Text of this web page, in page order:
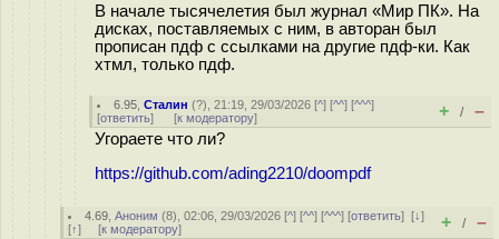
В начале тысячелетия был журнал «Мир ПК». На
дисках, поставляемых с ним, в авторан был
прописан пдф с ссылками на другие пдф-ки. Как
хтмл, только пдф.
6.95 ,Сталин (?), 21:19, 29/03/2026 [^] [^^] [^^^]
[ответить] [к модератору] + / –
Угораете что ли?
https://github.com/ading2210/doompdf
4.69 ,Аноним (8), 02:06, 29/03/2026 [^] [^^] [^^^] [ответить][↓]
[↑] [к модератору] + / –